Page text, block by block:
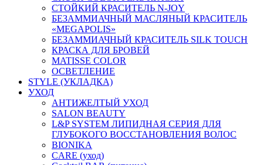
СТОЙКИЙ КРАСИТЕЛЬ N-JOY
БЕЗАММИАЧНЫЙ МАСЛЯНЫЙ КРАСИТЕЛЬ
«MEGAPOLIS»
БЕЗАММИАЧНЫЙ КРАСИТЕЛЬ SILK TOUCH
КРАСКА ДЛЯ БРОВЕЙ
MATISSE COLOR
ОСВЕТЛЕНИЕ
STYLE (УКЛАДКА)
УХОД
АНТИЖЕЛТЫЙ УХОД
SALON BEAUTY
L&P SYSTEM ЛИПИДНАЯ СЕРИЯ ДЛЯ
ГЛУБОКОГО ВОССТАНОВЛЕНИЯ ВОЛОС
BIONIKA
CARE (уход)